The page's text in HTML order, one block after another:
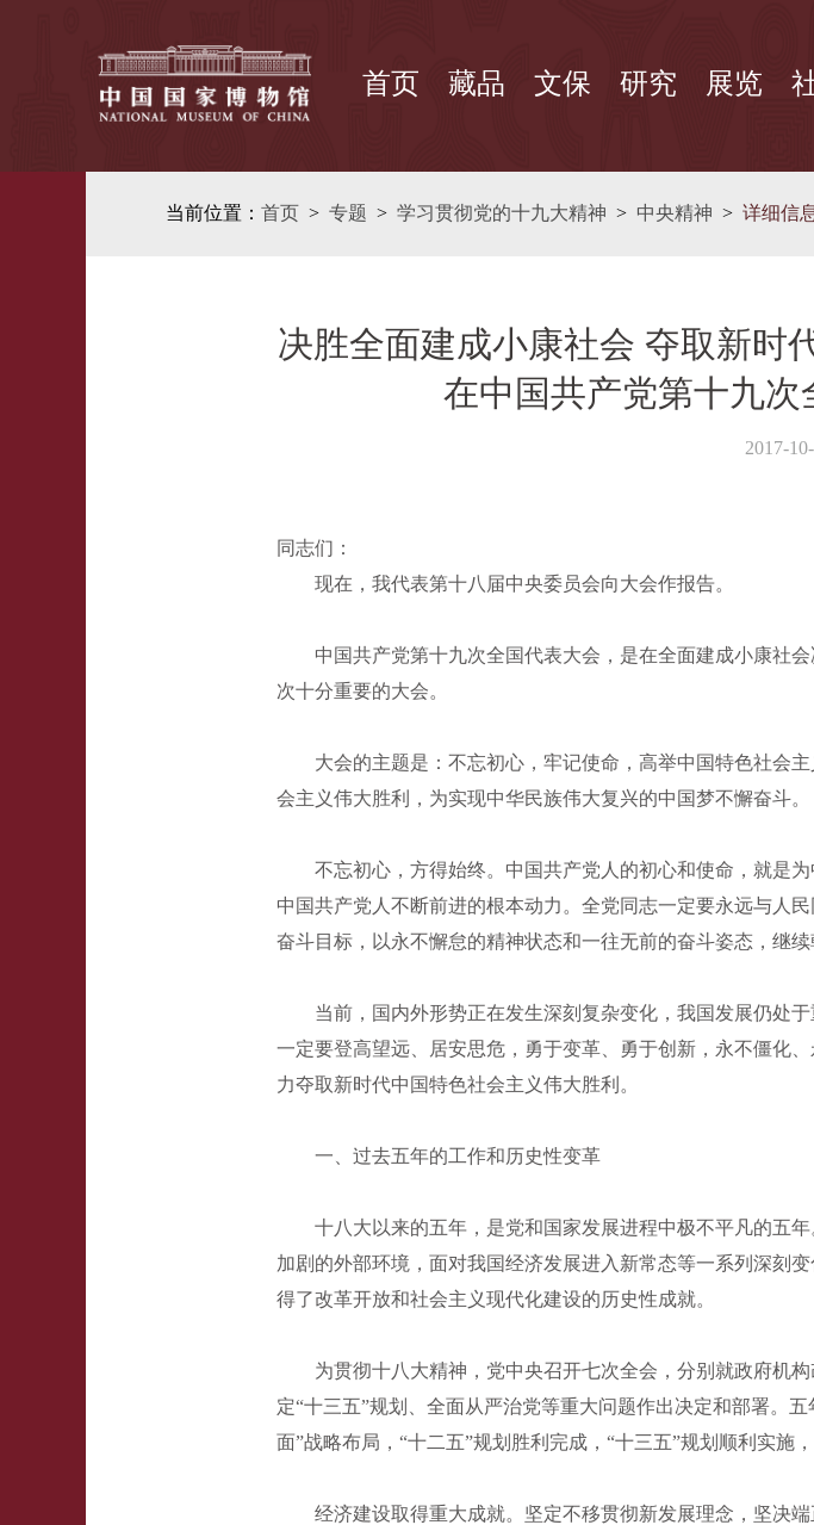
首页 藏品 文保 研究 展览
当前位置： 首页 > 专题 > 学习贯彻党的十九大精神 > 中央精神 > 详细信
决胜全面建成小康社会 夺取新
在中国共产党第十九
2017-
同志们：
现在，我代表第十八届中央委员会向大会作报告。
中国共产党第十九次全国代表大会，是在全面建成小康社
次十分重要的大会。
大会的主题是：不忘初心，牢记使命，高举中国特色社会
会主义伟大胜利，为实现中华民族伟大复兴的中国梦不懈奋斗。
不忘初心，方得始终。中国共产党人的初心和使命，就是
中国共产党人不断前进的根本动力。全党同志一定要永远与人
奋斗目标，以永不懈怠的精神状态和一往无前的奋斗姿态，继
当前，国内外形势正在发生深刻复杂变化，我国发展仍处
一定要登高望远、居安思危，勇于变革、勇于创新，永不僵化
力夺取新时代中国特色社会主义伟大胜利。
一、过去五年的工作和历史性变革
十八大以来的五年，是党和国家发展进程中极不平凡的五
加剧的外部环境，面对我国经济发展进入新常态等一系列深刻
得了改革开放和社会主义现代化建设的历史性成就。
为贯彻十八大精神，党中央召开七次全会，分别就政府机
定“十三五”规划、全面从严治党等重大问题作出决定和部署。
面”战略布局，“十二五”规划胜利完成，“十三五”规划顺利实施
经济建设取得重大成就。坚定不移贯彻新发展理念，坚决